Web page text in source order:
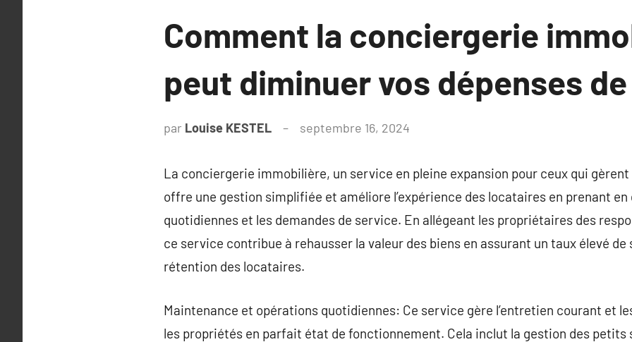
Comment la conciergerie
peut diminuer vos dépenses
par Louise KESTEL septembre 16, 2024
La conciergerie immobilière, un service en pleine expansion pour ceux qui
offre une gestion simplifiée et améliore l’expérience des locataires en prenant
quotidiennes et les demandes de service. En allégeant les propriétaires des
ce service contribue à rehausser la valeur des biens en assurant un taux élevé
rétention des locataires.
Maintenance et opérations quotidiennes: Ce service gère l’entretien courant et
les propriétés en parfait état de fonctionnement. Cela inclut la gestion des petits